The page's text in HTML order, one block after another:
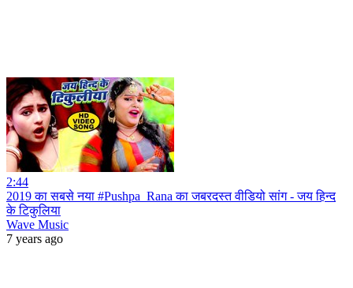
2:44
2019 का सबसे नया #Pushpa_Rana का जबरदस्त वीडियो सांग - जय हिन्द
के टिकुलिया
Wave Music
7 years ago